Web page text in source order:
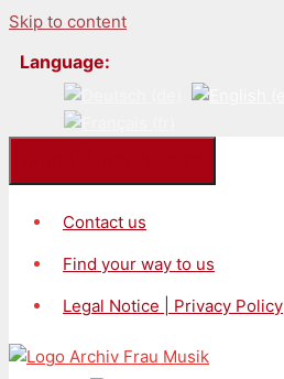
Skip to content
Language:
Contact us
Find your way to us
Legal Notice | Privacy Policy